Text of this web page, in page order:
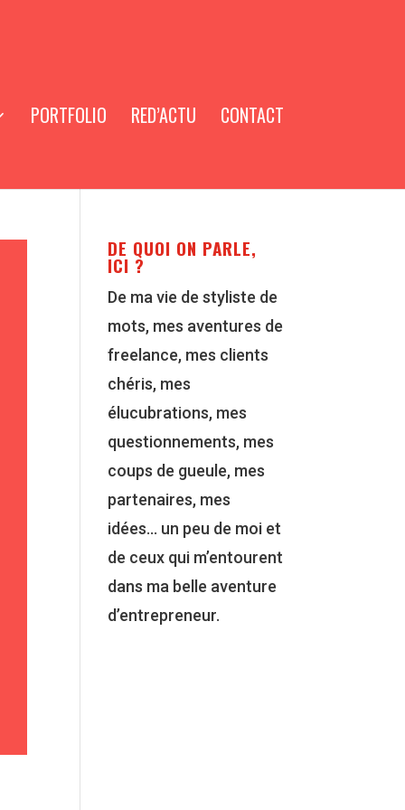
PORTFOLIO RED’ACTU CONTACT
DE QUOI ON PARLE,
ICI ?
De ma vie de styliste de
mots, mes aventures de
freelance, mes clients
chéris, mes
élucubrations, mes
questionnements, mes
coups de gueule, mes
partenaires, mes
idées… un peu de moi et
de ceux qui m’entourent
dans ma belle aventure
d’entrepreneur.